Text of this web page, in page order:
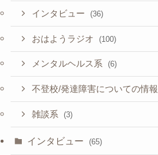
インタビュー (36)
おはようラジオ (100)
メンタルヘルス系 (6)
不登校/発達障害についての情報
雑談系 (3)
インタビュー (65)